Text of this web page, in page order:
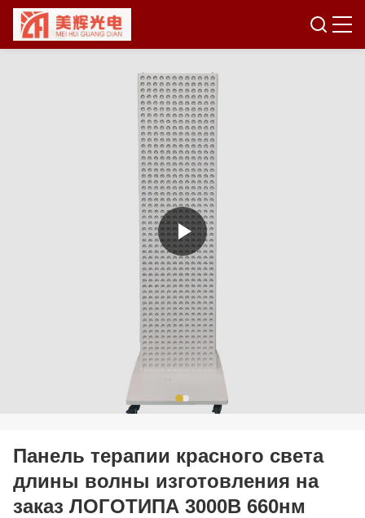
Панель терапии красного света
длины волны изготовления на
заказ ЛОГОТИПА 3000В 660нм